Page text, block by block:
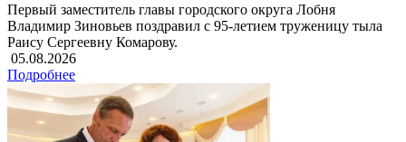
Первый заместитель главы городского округа Лобня
Владимир Зиновьев поздравил с 95-летием труженицу тыла
Раису Сергеевну Комарову.
05.08.2026
Подробнее